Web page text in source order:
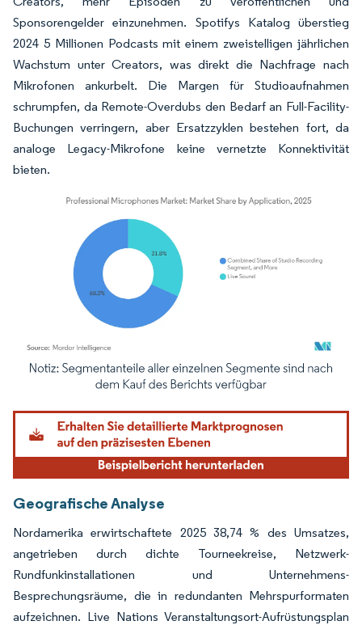
Sponsorengelder einzunehmen. Spotifys Katalog überstieg
2024 5 Millionen Podcasts mit einem zweistelligen jährlichen
Wachstum unter Creators, was direkt die Nachfrage nach
Mikrofonen ankurbelt. Die Margen für Studioaufnahmen
schrumpfen, da Remote-Overdubs den Bedarf an Full-Facility-
Buchungen verringern, aber Ersatzzyklen bestehen fort, da
analoge Legacy-Mikrofone keine vernetzte Konnektivität
bieten.
Bild © Mordor Intelligence. Wiederverwendung erfordert Namensnennung
Geografische Analyse
Nordamerika erwirtschaftete 2025 38,74 % des Umsatzes,
angetrieben durch dichte Tourneekreise, Netzwerk-
Rundfunkinstallationen und Unternehmens-
Besprechungsräume, die in redundanten Mehrspurformaten
aufzeichnen. Live Nations Veranstaltungsort-Aufrüstungsplan